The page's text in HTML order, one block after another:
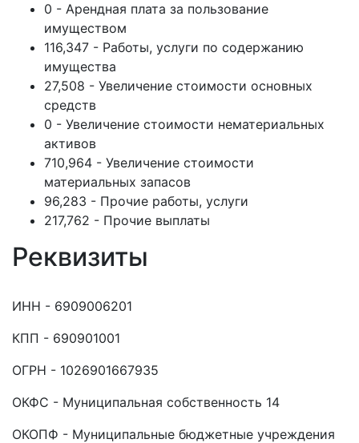
0 - Арендная плата за пользование
имуществом
116,347 - Работы, услуги по содержанию
имущества
27,508 - Увеличение стоимости основных
средств
0 - Увеличение стоимости нематериальных
активов
710,964 - Увеличение стоимости
материальных запасов
96,283 - Прочие работы, услуги
217,762 - Прочие выплаты
Реквизиты
ИНН - 6909006201
КПП - 690901001
ОГРН - 1026901667935
ОКФС - Муниципальная собственность 14
ОКОПФ - Муниципальные бюджетные учреждения